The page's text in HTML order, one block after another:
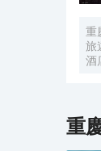
重
旅
酒
重